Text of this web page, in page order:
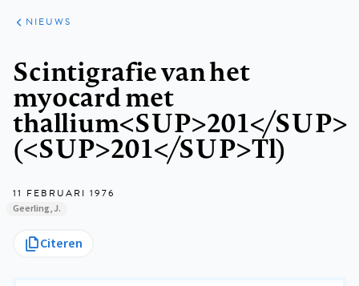
ARTIKELEN
HET
KORT
NIEUWS
Scintigrafie van het
myocard met
thallium<SUP>201</SUP>
(<SUP>201</SUP>Tl)
11 FEBRUARI 1976
Geerling, J.
Citeren